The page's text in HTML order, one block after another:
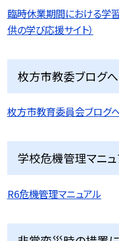
臨時休業期間における学
供の学び応援サイト）
枚方市教委ブログへ
枚方市教育委員会ブログ
学校危機管理マニ
R6危機管理マニュアル